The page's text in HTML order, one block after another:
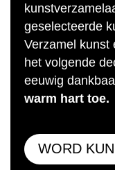
geselecteerde
Verzamel kunst
het volgende
eeuwig
warm hart toe.
WORD